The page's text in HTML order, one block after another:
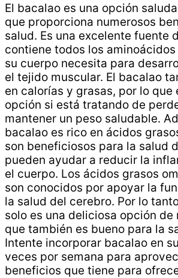
El bacalao es una opción
que proporciona numerosos
salud. Es una excelente fuente
contiene todos los
su cuerpo necesita para
el tejido muscular. El bacalao
en calorías y grasas, por lo que
opción si está tratando de
mantener un peso saludable.
bacalao es rico en ácidos
son beneficiosos para la salud
pueden ayudar a reducir la
el cuerpo. Los ácidos grasos
son conocidos por apoyar la
la salud del cerebro. Por lo
solo es una deliciosa opción de
que también es bueno para la
Intente incorporar bacalao en
veces por semana para
beneficios que tiene para